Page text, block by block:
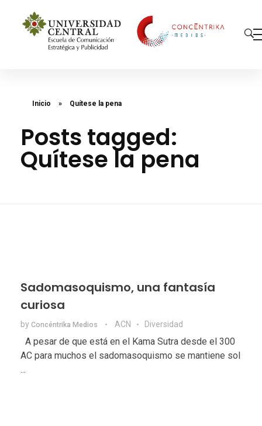
Inicio » Quítese la pena
Posts tagged:
Quítese la pena
Sadomasoquismo, una fantasía
curiosa
by Concéntrika Medios ACN Diversidad
A pesar de que está en el Kama Sutra desde el 300
AC para muchos el sadomasoquismo se mantiene sol
...